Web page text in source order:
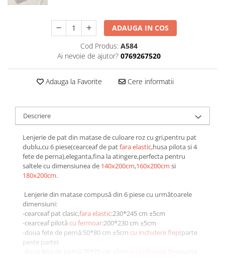
Culoarea
Bej
Verde
Imprimeu
Cu flori
Uni (1-2 culori)
Cu dungi
Cu inimioare
Cu pisici
Cu Animal Print
ADAUGA IN COS
Cod Produs: A584
Ai nevoie de ajutor? 0769267520
Adauga la Favorite Cere informatii
Descriere
Lenjerie de pat din matase de culoare roz cu gri,pentru pat
dublu,cu 6 piese(cearceaf de patfara elastic,husa pilota si 4
fete de perna),eleganta,fina la atingere,perfecta pentru
saltele cu dimensiunea de 140x200cm,160x200cm si
180x200cm.
Lenjerie din matase compusă din 6 piese cu următoarele
dimensiuni:
-cearceaf pat clasic,fara elastic:230*245 cm ±5cm
-cearceaf pilotă cu fermoar:200*230 cm ±5cm
-doua fete de pernă:50*80 cm ±5cm cu inchidere flep(parte
peste parte)
peste parte)